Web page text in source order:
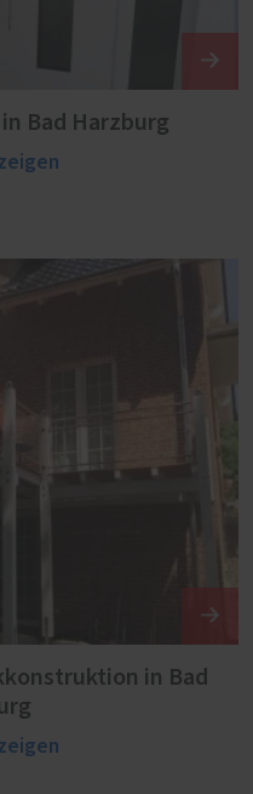
Bad Harzburg
in Bad